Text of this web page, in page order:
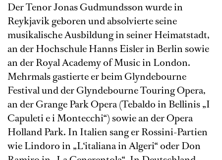
Der Tenor Jonas Gudmundsson wurde in
Reykjavik geboren und absolvierte seine
musikalische Ausbildung in seiner Heimatstadt,
an der Hochschule Hanns Eisler in Berlin sowie
an der Royal Academy of Music in London.
Mehrmals gastierte er beim Glyndebourne
Festival und der Glyndebourne Touring Opera,
an der Grange Park Opera (Tebaldo in Bellinis „I
Capuleti e i Montecchi“) sowie an der Opera
Holland Park. In Italien sang er Rossini-Partien
wie Lindoro in „L‘italiana in Algeri“ oder Don